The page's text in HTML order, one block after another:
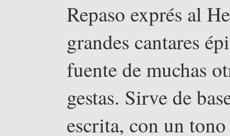
Repaso exprés al
grandes cantares
fuente de muchas
gestas. Sirve de
escrita, con un